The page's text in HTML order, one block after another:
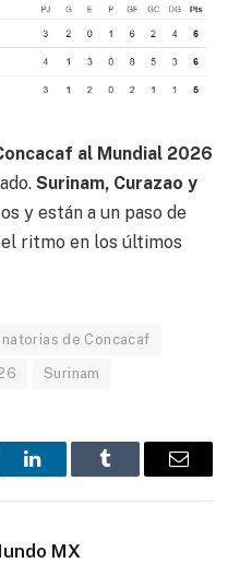
al Mundial 2026
Surinam, Curazao y
y están a un paso de
ritmo en los últimos
de Concacaf
Surinam
LinkedInTumblr
Correo
MX